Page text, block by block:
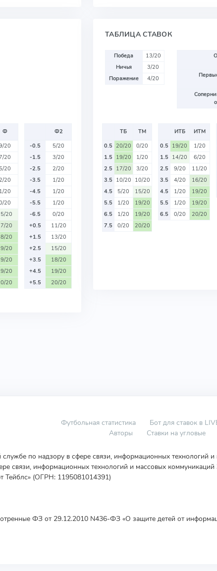
Ф
20
20
5/20
20
1/20
20
20
20
20
20
20
20
20
Ф2
-0.5
5/20
-1.5
3/20
-2.5
2/20
-3.5
1/20
-4.5
1/20
-5.5
1/20
-6.5
0/20
+0.5
11/20
+1.5
13/20
+2.5
15/20
+3.5
18/20
+4.5
19/20
+5.5
20/20
ТАБЛИЦА СТАВОК
Победа
13/20
Ничья
3/20
Поражение
4/20
ТБ
ТМ
0.5 20/20
0/20
1.5 19/20
1/20
2.5 17/20
3/20
3.5 10/20 10/20
4.5
5/20
15/20
5.5
1/20
19/20
6.5
1/20
19/20
7.5
0/20 20/20
ИТБ
ИТМ
0.5 19/20
1/20
1.5 14/20
6/20
2.5
9/20
11/20
3.5
4/20
16/20
4.5
1/20
19/20
5.5
1/20
19/20
6.5
0/20 20/20
Футбольная статистика Бот для ставок в
Авторы
Ставки на угловые
по надзору в сфере связи, информационных технологий
связи, информационных технологий и массовых
Тейблс» (ОГРН: 1195081014391)
ФЗ от 29.12.2010 N436-ФЗ «О защите детей от